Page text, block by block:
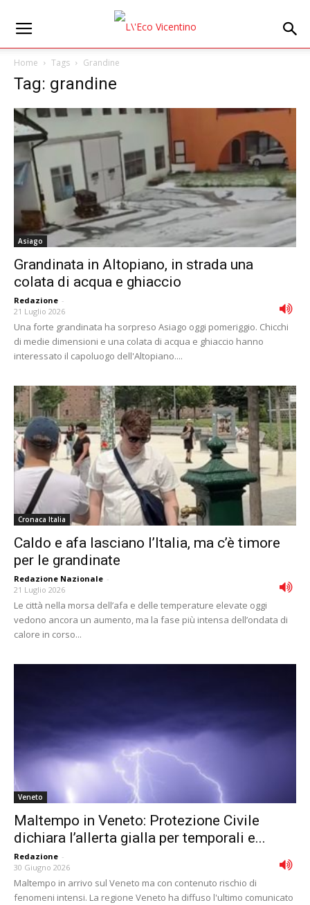
Home Tags Grandine
Tag: grandine
Asiago
Grandinata in Altopiano, in strada una
colata di acqua e ghiaccio
Redazione -
21 Luglio 2026
Una forte grandinata ha sorpreso Asiago oggi pomeriggio. Chicchi
di medie dimensioni e una colata di acqua e ghiaccio hanno
interessato il capoluogo dell'Altopiano....
Cronaca Italia
Caldo e afa lasciano l’Italia, ma c’è timore
per le grandinate
Redazione Nazionale -
21 Luglio 2026
Le città nella morsa dell’afa e delle temperature elevate oggi
vedono ancora un aumento, ma la fase più intensa dell’ondata di
calore in corso...
Veneto
Maltempo in Veneto: Protezione Civile
dichiara l’allerta gialla per temporali e...
Redazione -
30 Giugno 2026
Maltempo in arrivo sul Veneto ma con contenuto rischio di
fenomeni intensi. La regione Veneto ha diffuso l'ultimo comunicato